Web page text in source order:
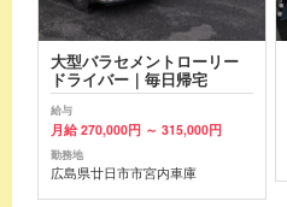
大型バラセメントローリー
ドライバー｜毎日帰宅
給与
月給 270,000円 ～ 315,000円
勤務地
広島県廿日市市宮内車庫